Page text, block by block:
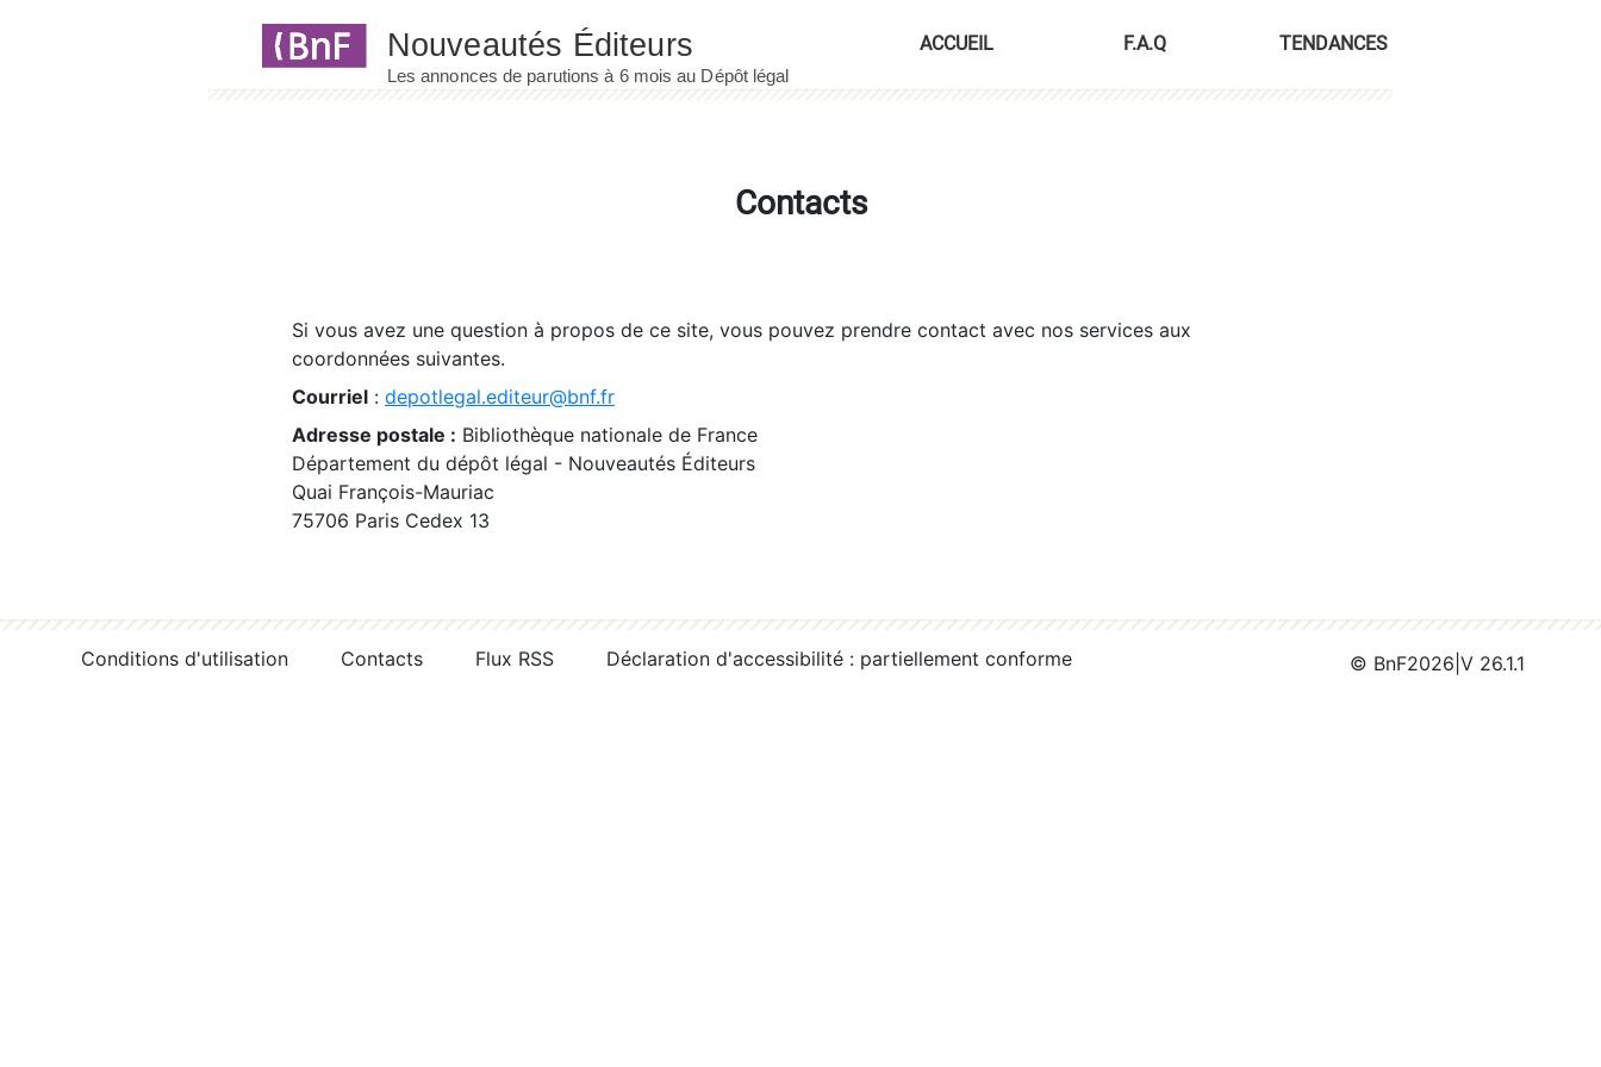
ACCUEIL F.A.Q TENDANCES
Contacts
Si vous avez une question à propos de ce site, vous pouvez prendre contact avec nos services aux
coordonnées suivantes.
Courriel : depotlegal.editeur@bnf.fr
Adresse postale : Bibliothèque nationale de France
Département du dépôt légal - Nouveautés Éditeurs
Quai François-Mauriac
75706 Paris Cedex 13
Conditions d'utilisation Contacts Flux RSS Déclaration d'accessibilité : partiellement conforme © BnF2026 V 26.1.1